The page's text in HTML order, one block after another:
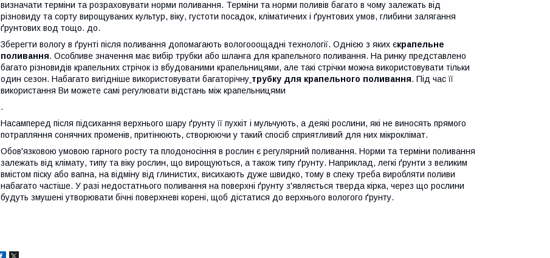
визначати терміни та розраховувати норми поливання. Терміни та норми поливів багато в чому залежать від
різновиду та сорту вирощуваних культур, віку, густоти посадок, кліматичних і ґрунтових умов, глибини залягання
ґрунтових вод тощо. до.
Зберегти вологу в ґрунті після поливання допомагають вологооощадні технології. Однією з яких єкрапельне
поливання. Особливе значення має вибір трубки або шланга для крапельного поливання. На ринку представлено
багато різновидів крапельних стрічок із вбудованими крапельницями, але такі стрічки можна використовувати тільки
один сезон. Набагато вигідніше використовувати багаторічну трубку для крапельного поливання. Під час її
використання Ви можете самі регулювати відстань між крапельницями
.
Насамперед після підсихання верхнього шару ґрунту її пухкіт і мульчують, а деякі рослини, які не виносять прямого
потрапляння сонячних променів, притінюють, створюючи у такий спосіб сприятливий для них мікроклімат.
Обов'язковою умовою гарного росту та плодоносіння в рослин є регулярний поливання. Норми та терміни поливання
залежать від клімату, типу та віку рослин, що вирощуються, а також типу ґрунту. Наприклад, легкі ґрунти з великим
вмістом піску або вапна, на відміну від глинистих, висихають дуже швидко, тому в спеку треба виробляти поливи
набагато частіше. У разі недостатнього поливання на поверхні ґрунту з'являється тверда кірка, через що рослини
будуть змушені утворювати бічні поверхневі корені, щоб дістатися до верхнього вологого ґрунту.